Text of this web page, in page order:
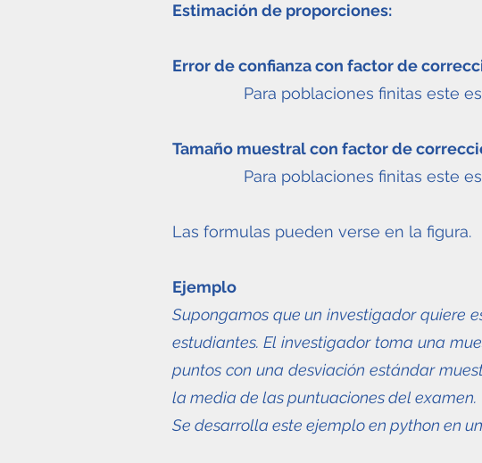
Estimación de proporciones:
Error de confianza con factor de
Para poblaciones finitas este
Tamaño muestral con factor de
Para poblaciones finitas este
Las formulas pueden verse en la figura.
Ejemplo
Supongamos que un investigador quiere
estudiantes. El investigador toma una
puntos con una desviación estándar
la media de las puntuaciones del examen.
Se desarrolla este ejemplo en python en